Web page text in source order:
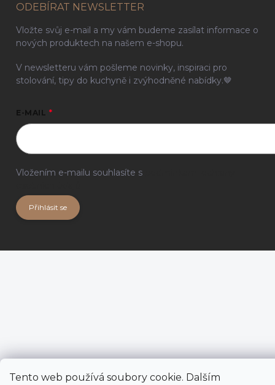
Tento web používá soubory cookie. Dalším
ODEBÍRAT NEWSLETTER
Vložte svůj e-mail a my vám budeme zasílat informace o
nových produktech na našem e-shopu.
V newsletteru vám pošleme novinky, inspiraci pro
stolování, tipy do kuchyně i zvýhodněné nabídky.🤎
E-MAIL
Vložením e-mailu souhlasíte s
Přihlásit se